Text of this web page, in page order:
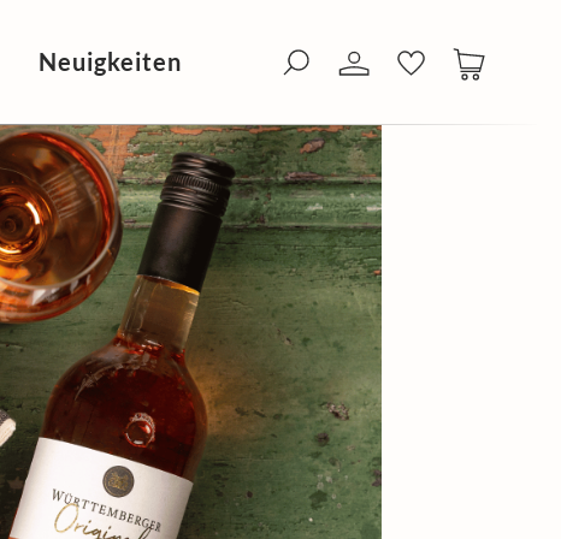
Neuigkeiten